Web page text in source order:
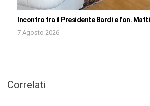
Incontro tra il Presidente Bardi e l’on.
7 Agosto 2026
Correlati